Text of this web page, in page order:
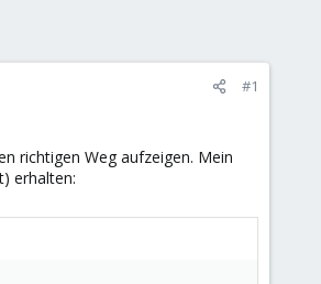
#1
richtigen Weg aufzeigen. Mein
erhalten: